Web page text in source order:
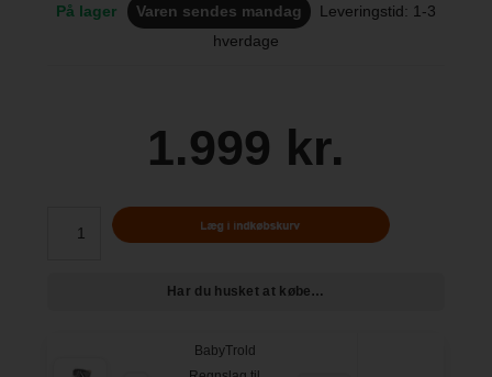
På lager Varen sendes mandag
Leveringstid: 1-3
hverdage
1.999 kr.
Har du husket at købe…
BabyTrold